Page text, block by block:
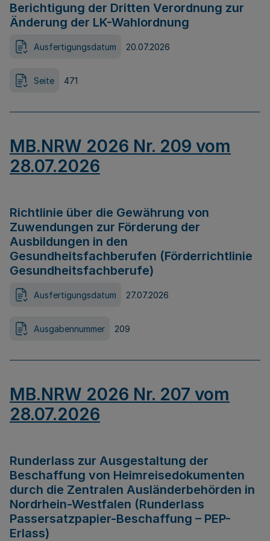
Berichtigung der Dritten Verordnung zur
Änderung der LK-Wahlordnung
Ausfertigungsdatum 20.07.2026
Seite 471
MB.NRW 2026 Nr. 209 vom
28.07.2026
Richtlinie über die Gewährung von
Zuwendungen zur Förderung der
Ausbildungen in den
Gesundheitsfachberufen (Förderrichtlinie
Gesundheitsfachberufe)
Ausfertigungsdatum 27.07.2026
Ausgabennummer 209
MB.NRW 2026 Nr. 207 vom
28.07.2026
Runderlass zur Ausgestaltung der
Beschaffung von Heimreisedokumenten
durch die Zentralen Ausländerbehörden in
Nordrhein-Westfalen (Runderlass
Passersatzpapier-Beschaffung – PEP-
Erlass)